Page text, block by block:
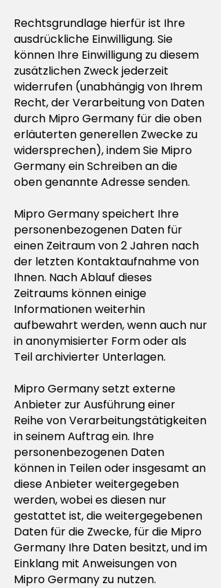
Rechtsgrundlage hierfür ist Ihre
ausdrückliche Einwilligung. Sie
können Ihre Einwilligung zu diesem
zusätzlichen Zweck jederzeit
widerrufen (unabhängig von Ihrem
Recht, der Verarbeitung von Daten
durch Mipro Germany für die oben
erläuterten generellen Zwecke zu
widersprechen), indem Sie Mipro
Germany ein Schreiben an die
oben genannte Adresse senden.
Mipro Germany speichert Ihre
personenbezogenen Daten für
einen Zeitraum von 2 Jahren nach
der letzten Kontaktaufnahme von
Ihnen. Nach Ablauf dieses
Zeitraums können einige
Informationen weiterhin
aufbewahrt werden, wenn auch nur
in anonymisierter Form oder als
Teil archivierter Unterlagen.
Mipro Germany setzt externe
Anbieter zur Ausführung einer
Reihe von Verarbeitungstätigkeiten
in seinem Auftrag ein. Ihre
personenbezogenen Daten
können in Teilen oder insgesamt an
diese Anbieter weitergegeben
werden, wobei es diesen nur
gestattet ist, die weitergegebenen
Daten für die Zwecke, für die Mipro
Germany Ihre Daten besitzt, und im
Einklang mit Anweisungen von
Mipro Germany zu nutzen.